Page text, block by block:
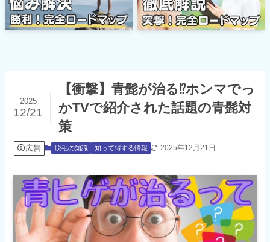
【衝撃】青髭が治る⁉ホンマでっ
かTVで紹介された話題の青髭対
策
2025
12/21
広告 脱毛の知識 知って得する情報 2025年12月21日